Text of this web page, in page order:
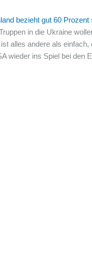
bezieht gut 60
in die Ukraine
alles andere als
wieder ins Spiel bei den